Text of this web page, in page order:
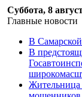
Суббота, 8
Главные новости
В
В
Жительница